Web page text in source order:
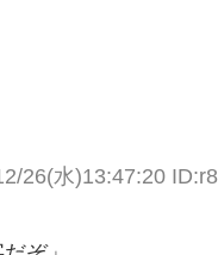
26(水)13:47:20